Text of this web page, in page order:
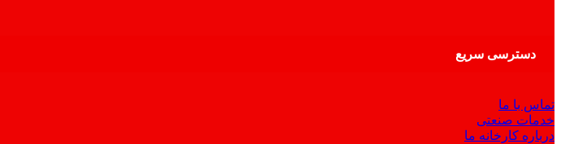
دسترسی سریع
تماس با ما
خدمات صنعتی
درباره کارخانه ما